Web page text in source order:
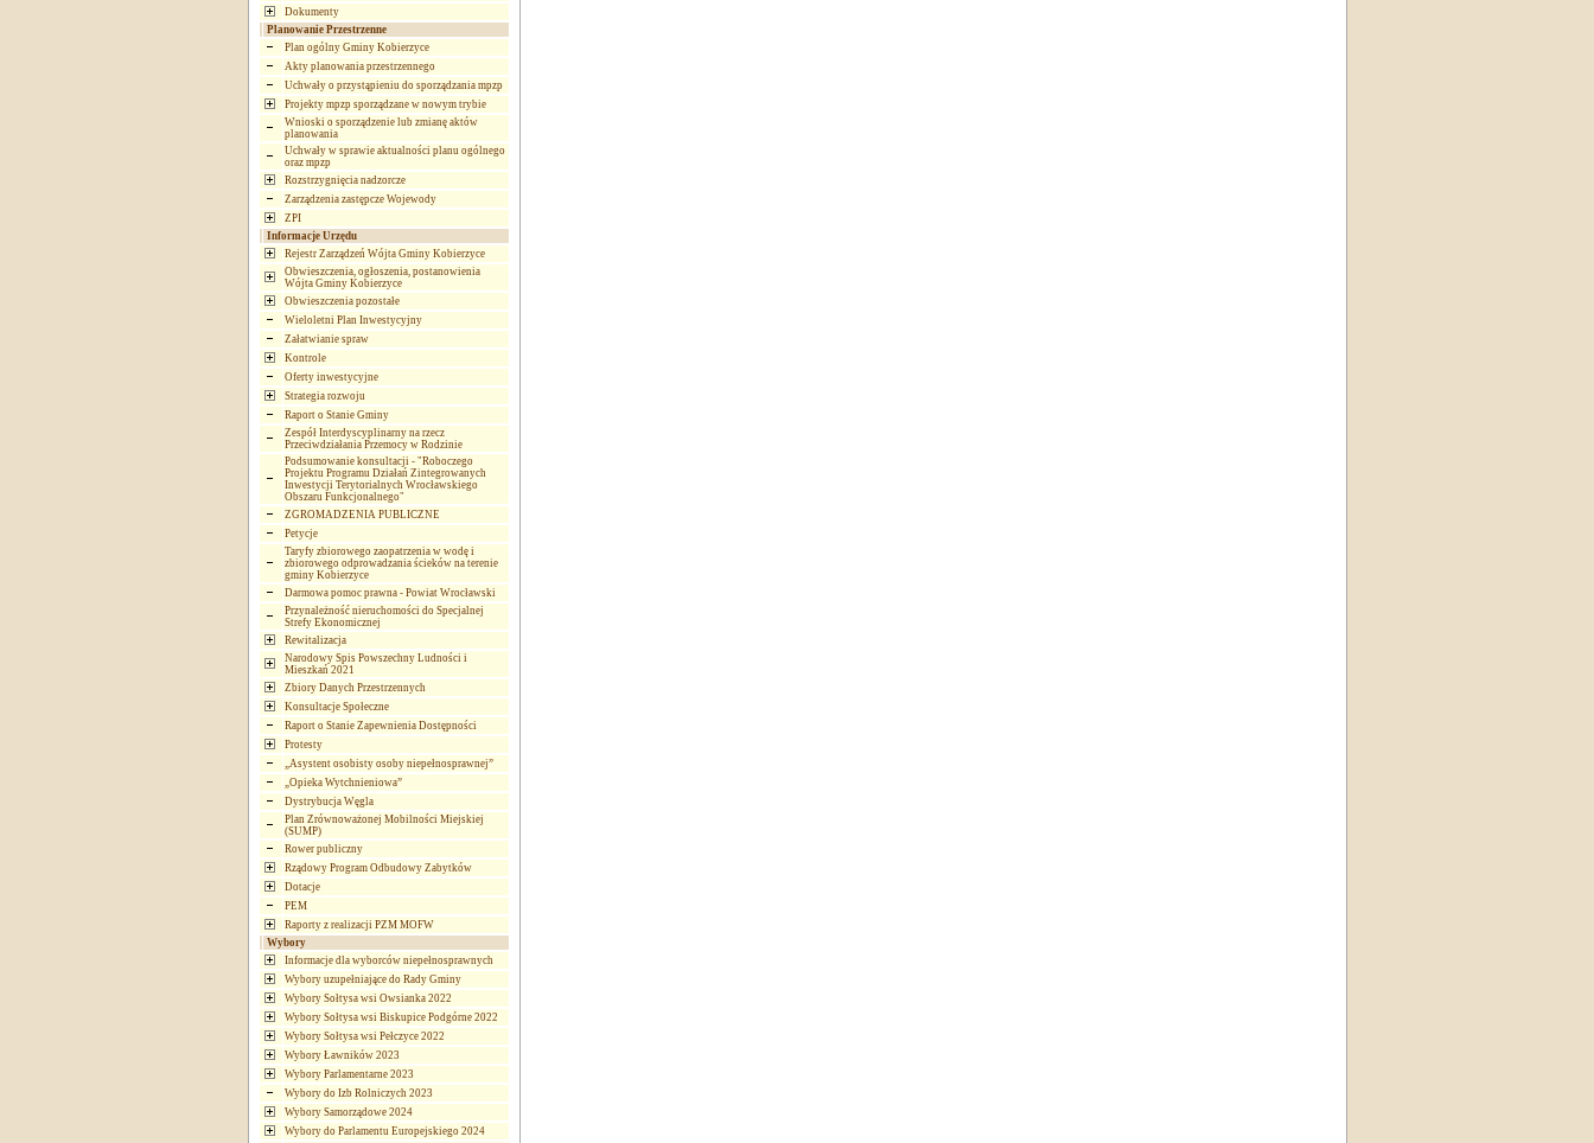
Dokumenty
Planowanie Przestrzenne
Plan ogólny Gminy Kobierzyce
Akty planowania przestrzennego
Uchwały o przystąpieniu do sporządzania mpzp
Projekty mpzp sporządzane w nowym trybie
Wnioski o sporządzenie lub zmianę aktów
planowania
Uchwały w sprawie aktualności planu ogólnego
oraz mpzp
Rozstrzygnięcia nadzorcze
Zarządzenia zastępcze Wojewody
ZPI
Informacje Urzędu
Rejestr Zarządzeń Wójta Gminy Kobierzyce
Obwieszczenia, ogłoszenia, postanowienia
Wójta Gminy Kobierzyce
Obwieszczenia pozostałe
Wieloletni Plan Inwestycyjny
Załatwianie spraw
Kontrole
Oferty inwestycyjne
Strategia rozwoju
Raport o Stanie Gminy
Zespół Interdyscyplinarny na rzecz
Przeciwdziałania Przemocy w Rodzinie
Podsumowanie konsultacji - "Roboczego
Projektu Programu Działań Zintegrowanych
Inwestycji Terytorialnych Wrocławskiego
Obszaru Funkcjonalnego"
ZGROMADZENIA PUBLICZNE
Petycje
Taryfy zbiorowego zaopatrzenia w wodę i
zbiorowego odprowadzania ścieków na terenie
gminy Kobierzyce
Darmowa pomoc prawna - Powiat Wrocławski
Przynależność nieruchomości do Specjalnej
Strefy Ekonomicznej
Rewitalizacja
Narodowy Spis Powszechny Ludności i
Mieszkań 2021
Zbiory Danych Przestrzennych
Konsultacje Społeczne
Raport o Stanie Zapewnienia Dostępności
Protesty
„Asystent osobisty osoby niepełnosprawnej”
„Opieka Wytchnieniowa”
Dystrybucja Węgla
Plan Zrównoważonej Mobilności Miejskiej
(SUMP)
Rower publiczny
Rządowy Program Odbudowy Zabytków
Dotacje
PEM
Raporty z realizacji PZM MOFW
Wybory
Informacje dla wyborców niepełnosprawnych
Wybory uzupełniające do Rady Gminy
Wybory Sołtysa wsi Owsianka 2022
Wybory Sołtysa wsi Biskupice Podgórne 2022
Wybory Sołtysa wsi Pełczyce 2022
Wybory Ławników 2023
Wybory Parlamentarne 2023
Wybory do Izb Rolniczych 2023
Wybory Samorządowe 2024
Wybory do Parlamentu Europejskiego 2024